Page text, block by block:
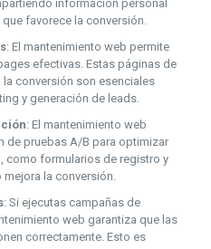
información personal
favorece la conversión.
: El mantenimiento web permite
efectivas. Estas páginas de
conversión son esenciales
y generación de leads.
: El mantenimiento web
de pruebas A/B para optimizar
como formularios de registro y
mejora la conversión.
: Si ejecutas campañas de
web garantiza que las
correctamente. Esto es